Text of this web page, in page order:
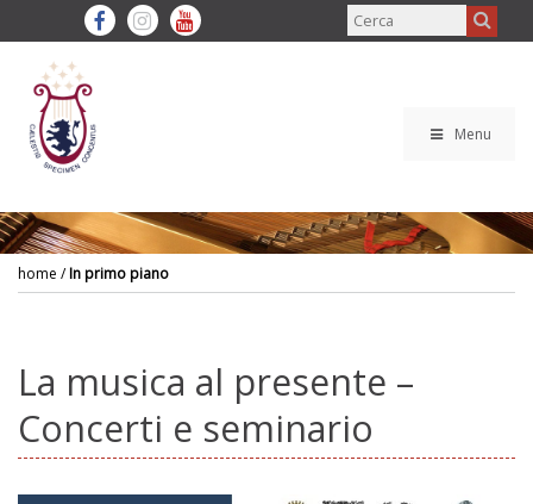
Menu
home /In primo piano
La musica al presente –
Concerti e seminario